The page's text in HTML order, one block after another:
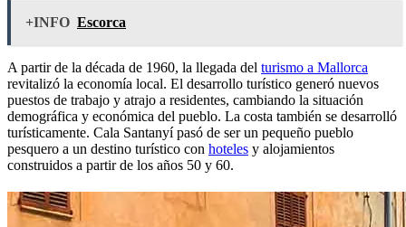
+INFO Escorca
A partir de la década de 1960, la llegada del turismo a Mallorca
revitalizó la economía local. El desarrollo turístico generó nuevos
puestos de trabajo y atrajo a residentes, cambiando la situación
demográfica y económica del pueblo. La costa también se desarrolló
turísticamente. Cala Santanyí pasó de ser un pequeño pueblo
pesquero a un destino turístico con hoteles y alojamientos
construidos a partir de los años 50 y 60.